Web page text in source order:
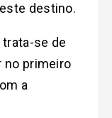
destino.
trata-se de
no primeiro
a